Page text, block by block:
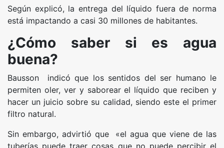
Según explicó, la entrega del líquido fuera de norma
está impactando a casi 30 millones de habitantes.
¿Cómo saber si es agua
buena?
Bausson indicó que los sentidos del ser humano le
permiten oler, ver y saborear el líquido que reciben y
hacer un juicio sobre su calidad, siendo este el primer
filtro natural.
Sin embargo, advirtió que «el agua que viene de las